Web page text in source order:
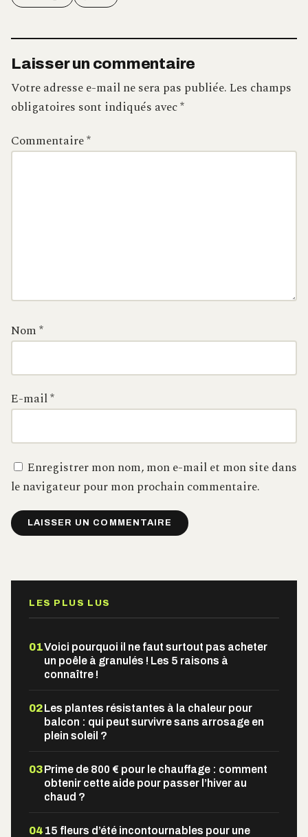
Laisser un commentaire
Votre adresse e-mail ne sera pas publiée.Les champs
obligatoires sont indiqués avec*
Commentaire*
Nom*
E-mail*
Enregistrer mon nom, mon e-mail et mon site dans
le navigateur pour mon prochain commentaire.
LES PLUS LUS
01Voici pourquoi il ne faut surtout pas acheter
un poêle à granulés ! Les 5 raisons à
connaître !
02Les plantes résistantes à la chaleur pour
balcon : qui peut survivre sans arrosage en
plein soleil ?
03Prime de 800 € pour le chauffage : comment
obtenir cette aide pour passer l’hiver au
chaud ?
04 15 fleurs d’été incontournables pour une